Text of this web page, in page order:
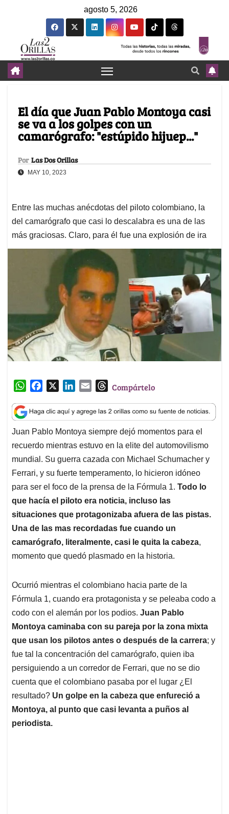
agosto 5, 2026
El día que Juan Pablo Montoya casi
se va a los golpes con un
camarógrafo: "estúpido hijuep..."
Por Las Dos Orillas
MAY 10, 2023
Entre las muchas anécdotas del piloto colombiano, la
del camarógrafo que casi lo descalabra es una de las
más graciosas. Claro, para él fue una explosión de ira
W
a
t
s
A
p
p
c
e
b
o
o
k
n
k
e
d
I
n
a
i
l
T
r
e
a
d
s
Compártelo
Juan Pablo Montoya siempre dejó momentos para el
recuerdo mientras estuvo en la elite del automovilismo
mundial. Su guerra cazada con Michael Schumacher y
Ferrari, y su fuerte temperamento, lo hicieron idóneo
para ser el foco de la prensa de la Fórmula 1. Todo lo
que hacía el piloto era noticia, incluso las
situaciones que protagonizaba afuera de las pistas.
Una de las mas recordadas fue cuando un
camarógrafo, literalmente, casi le quita la cabeza,
momento que quedó plasmado en la historia.
Ocurrió mientras el colombiano hacia parte de la
Fórmula 1, cuando era protagonista y se peleaba codo a
codo con el alemán por los podios. Juan Pablo
Montoya caminaba con su pareja por la zona mixta
que usan los pilotos antes o después de la carrera; y
fue tal la concentración del camarógrafo, quien iba
persiguiendo a un corredor de Ferrari, que no se dio
cuenta que el colombiano pasaba por el lugar ¿El
resultado? Un golpe en la cabeza que enfureció a
Montoya, al punto que casi levanta a puños al
periodista.